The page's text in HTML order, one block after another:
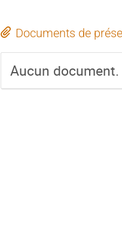
Documents de
Aucun document.